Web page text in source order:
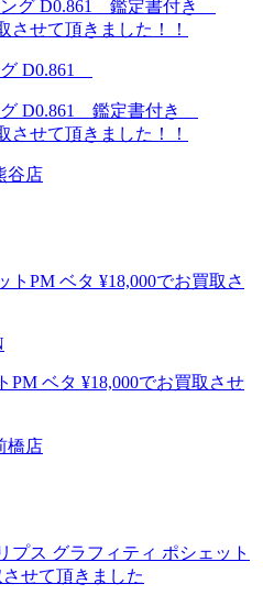
D0.861
グ D0.861 鑑定書付き
させて頂きました！！
谷店
PM ベタ ¥18,000でお買取させ
橋店